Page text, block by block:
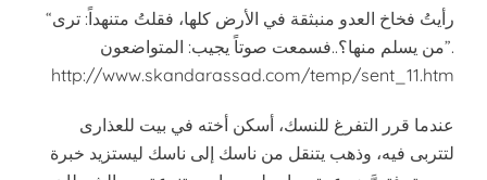
“رأيتُ فخاخ العدو منبثقة في الأرض كلها، فقلتُ متنهداً: ترى
من يسلم منها؟..فسمعت صوتاً يجيب: المتواضعون”.
http://www.skandarassad.com/temp/sent_11.htm
عندما قرر التفرغ للنسك، أسكن أخته في بيت للعذارى
لتتربى فيه، وذهب يتنقل من ناسك إلى ناسك ليستزيد خبرة